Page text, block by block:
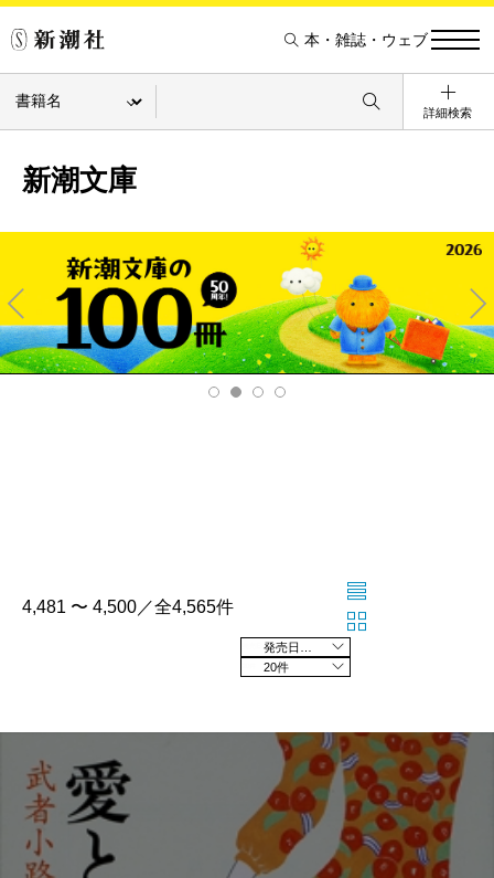
本・雑誌・ウェブ
詳細検索
新潮文庫
Pre
v
Ne
xt
4,481 〜 4,500／全4,565件
20件